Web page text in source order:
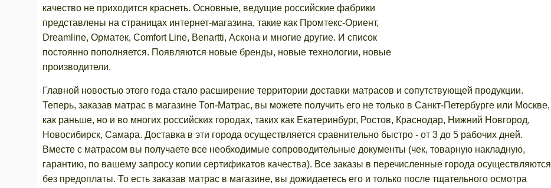
качество не приходится краснеть. Основные, ведущие российские фабрики
представлены на страницах интернет-магазина, такие как Промтекс-Ориент,
Dreamline, Орматек, Comfort Line, Benartti, Аскона и многие другие. И список
постоянно пополняется. Появляются новые бренды, новые технологии, новые
производители.
Главной новостью этого года стало расширение территории доставки матрасов и сопутствующей продукции.
Теперь, заказав матрас в магазине Топ-Матрас, вы можете получить его не только в Санкт-Петербурге или Москве,
как раньше, но и во многих российских городах, таких как Екатеринбург, Ростов, Краснодар, Нижний Новгород,
Новосибирск, Самара. Доставка в эти города осуществляется сравнительно быстро - от 3 до 5 рабочих дней.
Вместе с матрасом вы получаете все необходимые сопроводительные документы (чек, товарную накладную,
гарантию, по вашему запросу копии сертификатов качества). Все заказы в перечисленные города осуществляются
без предоплаты. То есть заказав матрас в магазине, вы дожидаетесь его и только после тщательного осмотра